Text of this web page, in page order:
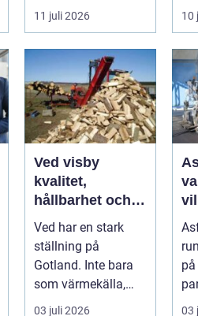
11 juli 2026 10
Ved visby
kvalitet,
hållbarhet och
värme på
gotland
Ved har en stark
ställning på
Gotland. Inte bara
som värmekälla,
utan som en del av
03 juli 2026
af...
03